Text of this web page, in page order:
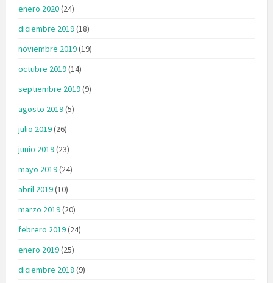
enero 2020(24)
diciembre 2019(18)
noviembre 2019(19)
octubre 2019(14)
septiembre 2019(9)
agosto 2019(5)
julio 2019(26)
junio 2019(23)
mayo 2019(24)
abril 2019(10)
marzo 2019(20)
febrero 2019(24)
enero 2019(25)
diciembre 2018 (9)